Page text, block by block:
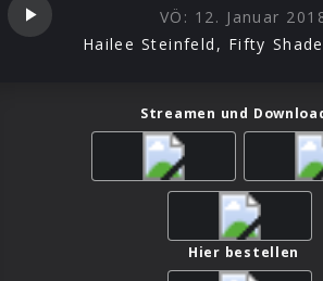
VÖ: 12. Januar
Hailee Steinfeld, Fifty
Streamen und
Hier bestellen